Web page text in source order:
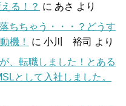
る！？ に あさ より
ちちゃう・・・？どうす
機！
に 小川 裕司 より
、転職しました！とある
として入社しました。